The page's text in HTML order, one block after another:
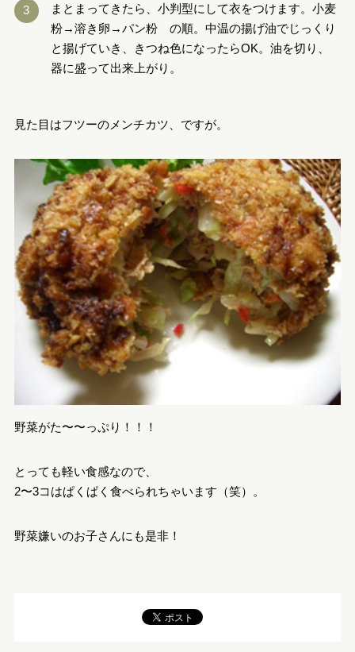
まとまってきたら、小判型にして衣をつけます。小麦
粉→溶き卵→パン粉 の順。中温の揚げ油でじっくり
と揚げていき、きつね色になったらOK。油を切り、
器に盛って出来上がり。
見た目はフツーのメンチカツ、ですが。
野菜がた〜〜っぷり！！！
とっても軽い食感なので、
2〜3コはぱくぱく食べられちゃいます（笑）。
野菜嫌いのお子さんにも是非！